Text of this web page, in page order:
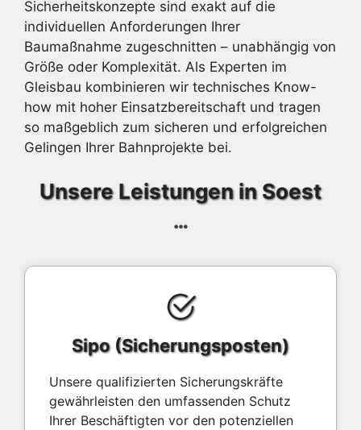
Sicherheitskonzepte sind exakt auf die
individuellen Anforderungen Ihrer
Baumaßnahme zugeschnitten – unabhängig von
Größe oder Komplexität. Als Experten im
Gleisbau kombinieren wir technisches Know-
how mit hoher Einsatzbereitschaft und tragen
so maßgeblich zum sicheren und erfolgreichen
Gelingen Ihrer Bahnprojekte bei.
Unsere Leistungen in Soest
Sipo (Sicherungsposten)
Unsere qualifizierten Sicherungskräfte
gewährleisten den umfassenden Schutz
Ihrer Beschäftigten vor den potenziellen